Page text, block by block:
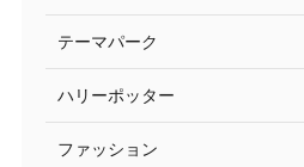
テーマパーク
ハリーポッター
ファッション